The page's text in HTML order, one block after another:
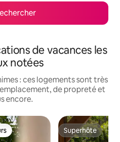
de vacances les
notées
: ces logements sont très
de propreté et
encore.
les plus appréciés Superhôte
Superhôte